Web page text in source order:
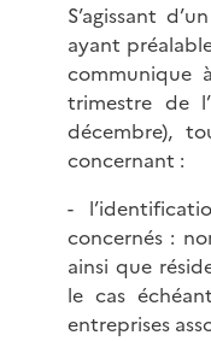
S’agissant
ayant
communique
trimestre de
décembre),
concernant :
-
concernés :
ainsi que
le cas
entreprises